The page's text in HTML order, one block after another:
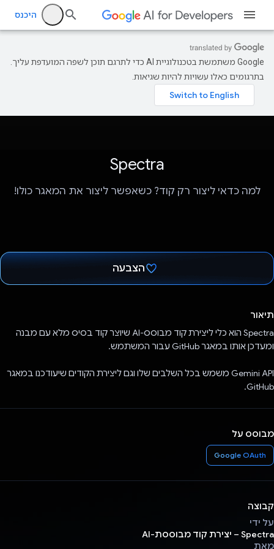
היכנס
‫Google משתמשת בטכנולוגיית AI כדי לתרגם תוכן לשפה המועדפת עליך.
בתרגומים כאלו עשויות להיות שגיאות.
Spectra
למה כדאי ליצור רק קוד? כשאפשר ליצור את המאגר כולו!
הצבעה
תיאור
Spectra הוא כלי ליצירת קוד מבוסס-AI שיוצר קוד בסיס מלא עם מבנה
ומעדכן אותו במאגר GitHub עבור המשתמש.
Gemini API משמש בכל השלבים שלו וגם ליצירת הקודים שיעודכנו במאגר
GitHub.
מבוסס על
Google OAuth
קבוצה
על ידי
Spectra – יצירת קוד מבוססת-AI
מאת